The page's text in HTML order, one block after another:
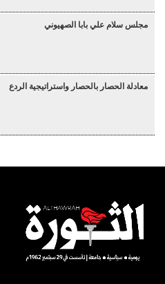
مجلس سلام علي بابا الصهيوني
معادلة الحصار بالحصار واستراتيجية الردع